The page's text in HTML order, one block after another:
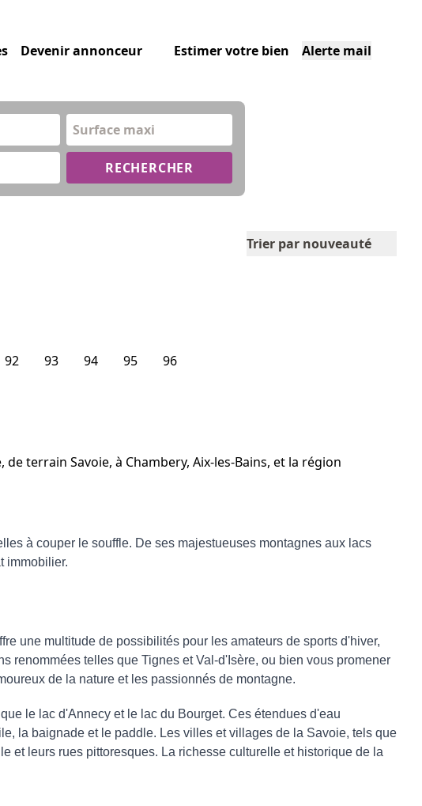
Devenir annonceur Estimer votre bien Alerte mail
Surface maxi
RECHERCHER
Trier par nouveauté
92 93 94 95 96
terrain Savoie, à Chambery, Aix-les-Bains, et la région
à couper le souffle. De ses majestueuses montagnes aux lacs
immobilier.
une multitude de possibilités pour les amateurs de sports d'hiver,
renommées telles que Tignes et Val-d'Isère, ou bien vous promener
de la nature et les passionnés de montagne.
le lac d'Annecy et le lac du Bourget. Ces étendues d'eau
la baignade et le paddle. Les villes et villages de la Savoie, tels que
et leurs rues pittoresques. La richesse culturelle et historique de la